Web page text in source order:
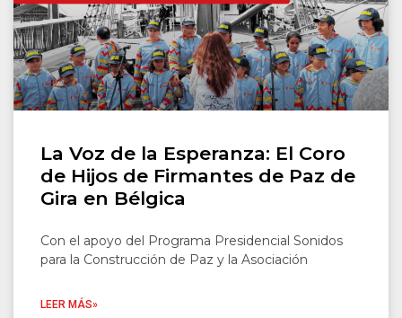
La Voz de la Esperanza: El Coro
de Hijos de Firmantes de Paz de
Gira en Bélgica
Con el apoyo del Programa Presidencial Sonidos
para la Construcción de Paz y la Asociación
LEER MÁS»